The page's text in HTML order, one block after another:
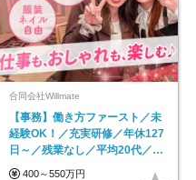
合同会社Willmate
【事務】働き方ファースト／未
経験OK！／充実研修／年休127
日～／残業なし／平均20代／リ
モートOK
400～550万円